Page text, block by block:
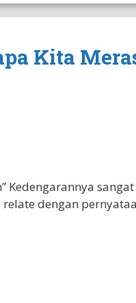
Kita
Kedengarannya
dengan